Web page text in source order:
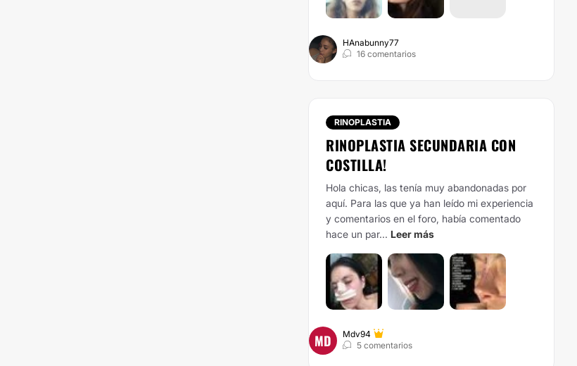
HAnabunny77
16 comentarios
RINOPLASTIA
RINOPLASTIA SECUNDARIA CON
COSTILLA!
Hola chicas, las tenía muy abandonadas por
aquí. Para las que ya han leído mi experiencia
y comentarios en el foro, había comentado
hace un par... Leer más
MD
Mdv94
5 comentarios